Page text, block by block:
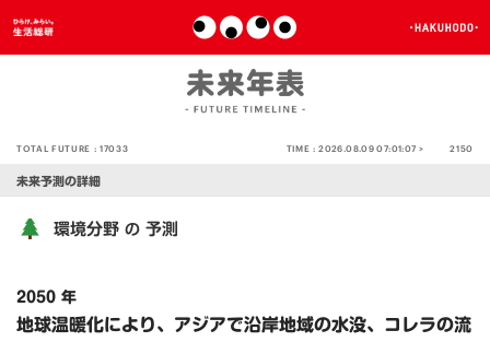
TOTAL FUTURE :17033 TIME :2026.08.09 07:01:07 > 2150
未来予測の詳細
環境分野 の 予測
2050 年
地球温暖化により、アジアで沿岸地域の水没、コレラの流